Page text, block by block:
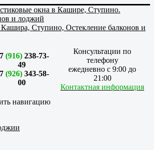
Ступино, Остекление балконов и
(916)238-73-
49
(926)343-58-
00
Консультации по
телефону
ежедневно с 9:00 до
21:00
Контактная информация
навигацию